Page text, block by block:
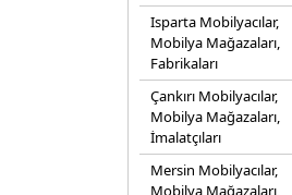
Isparta Mobilyacılar,
Mobilya Mağazaları,
Fabrikaları
Çankırı Mobilyacılar,
Mobilya Mağazaları,
İmalatçıları
Mersin Mobilyacılar,
Mobilya Mağazaları,